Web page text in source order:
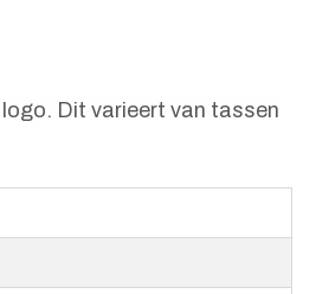
Dit varieert van tassen